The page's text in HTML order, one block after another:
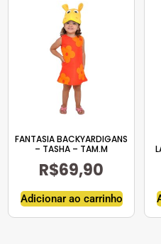
FANTASIA BACKYARDIGANS
– TASHA – TAM.M
R$69,90
Adicionar ao carrinho